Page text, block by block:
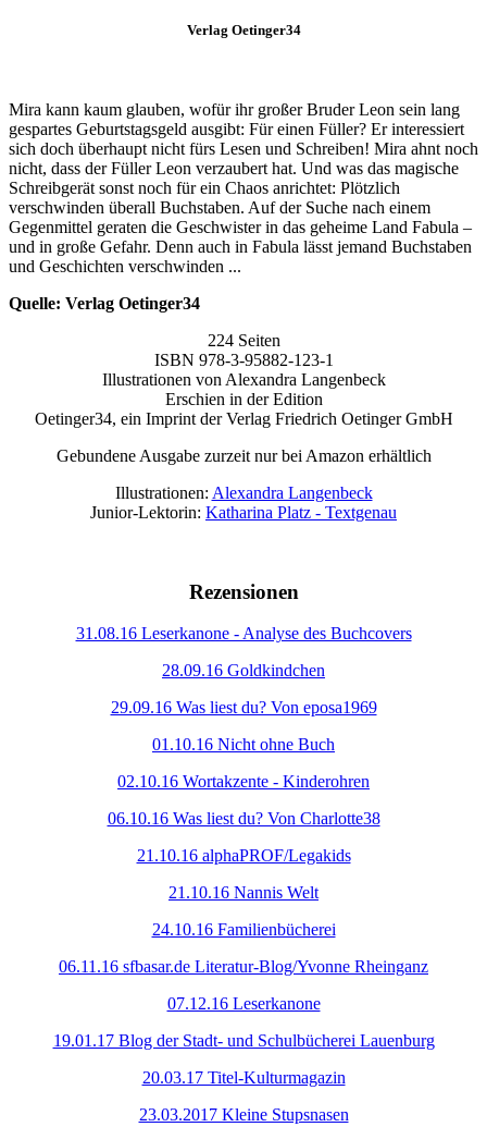
Verlag Oetinger34
Mira kann kaum glauben, wofür ihr großer Bruder Leon sein lang
gespartes Geburtstagsgeld ausgibt: Für einen Füller? Er interessiert
sich doch überhaupt nicht fürs Lesen und Schreiben! Mira ahnt noch
nicht, dass der Füller Leon verzaubert hat. Und was das magische
Schreibgerät sonst noch für ein Chaos anrichtet: Plötzlich
verschwinden überall Buchstaben. Auf der Suche nach einem
Gegenmittel geraten die Geschwister in das geheime Land Fabula –
und in große Gefahr. Denn auch in Fabula lässt jemand Buchstaben
und Geschichten verschwinden ...
Quelle: Verlag Oetinger34
224 Seiten
ISBN 978-3-95882-123-1
Illustrationen von Alexandra Langenbeck
Erschien in der Edition
Oetinger34, ein Imprint der Verlag Friedrich Oetinger GmbH
Gebundene Ausgabe zurzeit nur bei Amazon erhältlich
Illustrationen: Alexandra Langenbeck
Junior-Lektorin: Katharina Platz - Textgenau
Rezensionen
31.08.16 Leserkanone - Analyse des Buchcovers
28.09.16 Goldkindchen
29.09.16 Was liest du? Von eposa1969
01.10.16 Nicht ohne Buch
02.10.16 Wortakzente - Kinderohren
06.10.16 Was liest du? Von Charlotte38
21.10.16 alphaPROF/Legakids
21.10.16 Nannis Welt
24.10.16 Familienbücherei
06.11.16 sfbasar.de Literatur-Blog/Yvonne Rheinganz
07.12.16 Leserkanone
19.01.17 Blog der Stadt- und Schulbücherei Lauenburg
20.03.17 Titel-Kulturmagazin
23.03.2017 Kleine Stupsnasen